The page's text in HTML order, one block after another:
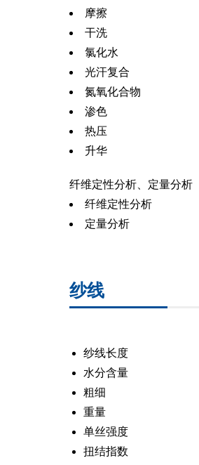
摩擦
干洗
氯化水
光汗复合
氮氧化合物
渗色
热压
升华
纤维定性分析、定量分析
纤维定性分析
定量分析
纱线
纱线长度
水分含量
粗细
重量
单丝强度
扭结指数